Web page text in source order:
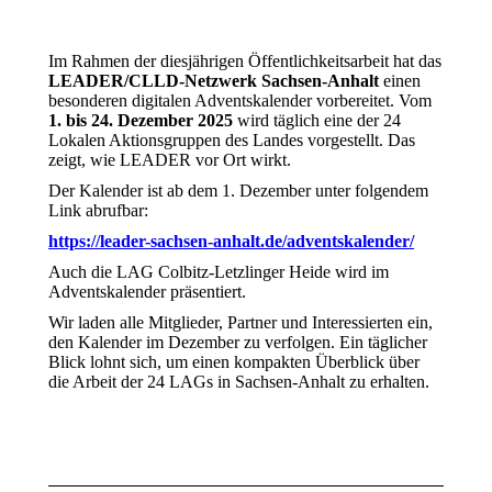
Im Rahmen der diesjährigen Öffentlichkeitsarbeit hat das
LEADER/CLLD-Netzwerk Sachsen-Anhalt einen
besonderen digitalen Adventskalender vorbereitet. Vom
1. bis 24. Dezember 2025 wird täglich eine der 24
Lokalen Aktionsgruppen des Landes vorgestellt. Das
zeigt, wie LEADER vor Ort wirkt.
Der Kalender ist ab dem 1. Dezember unter folgendem
Link abrufbar:
https://leader-sachsen-anhalt.de/adventskalender/
Auch die LAG Colbitz-Letzlinger Heide wird im
Adventskalender präsentiert.
Wir laden alle Mitglieder, Partner und Interessierten ein,
den Kalender im Dezember zu verfolgen. Ein täglicher
Blick lohnt sich, um einen kompakten Überblick über
die Arbeit der 24 LAGs in Sachsen-Anhalt zu erhalten.